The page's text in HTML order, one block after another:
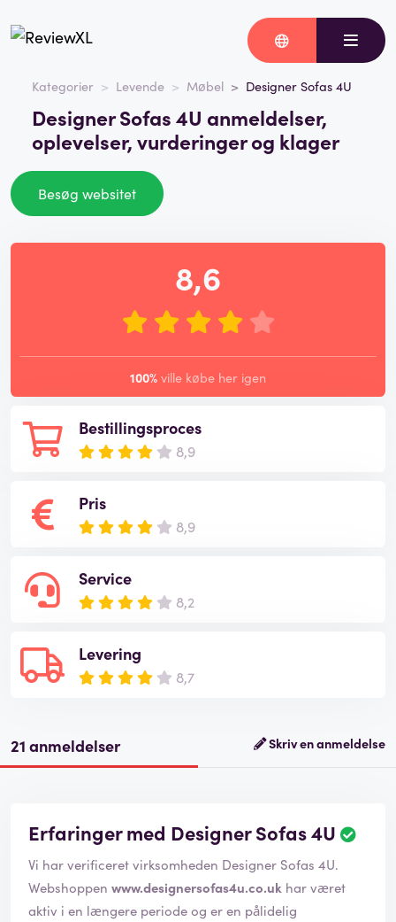
Kategorier Levende Møbel Designer Sofas 4U
Designer Sofas 4U anmeldelser,
oplevelser, vurderinger og klager
Besøg websitet
Bestillingsproces
8,9
Pris
8,9
Service
8,2
Levering
8,7
8,6
100% ville købe her igen
21 anmeldelser Skriv en anmeldelse
Erfaringer med Designer Sofas 4U
Vi har verificeret virksomheden Designer Sofas 4U.
Webshoppen www.designersofas4u.co.uk har været
aktiv i en længere periode og er en pålidelig